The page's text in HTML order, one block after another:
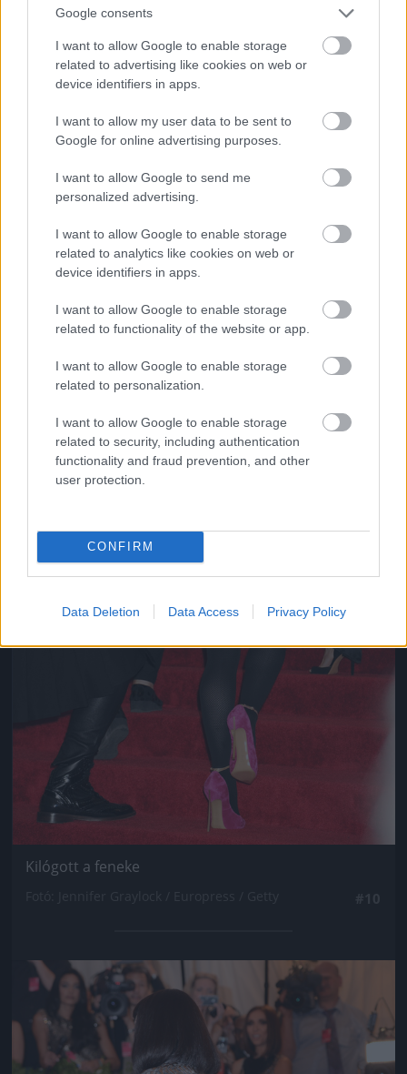
Google consents
I want to allow Google to enable storage
related to advertising like cookies on web or
device identifiers in apps.
I want to allow my user data to be sent to
Google for online advertising purposes.
I want to allow Google to send me
personalized advertising.
I want to allow Google to enable storage
related to analytics like cookies on web or
device identifiers in apps.
I want to allow Google to enable storage
related to functionality of the website or app.
I want to allow Google to enable storage
related to personalization.
I want to allow Google to enable storage
related to security, including authentication
functionality and fraud prevention, and other
user protection.
CONFIRM
Data Deletion Data Access Privacy Policy
Tényleg ő az
Fotó: Jennifer Graylock / Europress / Getty
Jön még kép!
Kilógott a feneke
Jön még kép!